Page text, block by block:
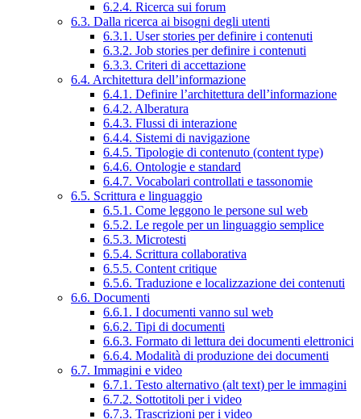
6.2.4. Ricerca sui forum
6.3. Dalla ricerca ai bisogni degli utenti
6.3.1. User stories per definire i contenuti
6.3.2. Job stories per definire i contenuti
6.3.3. Criteri di accettazione
6.4. Architettura dell’informazione
6.4.1. Definire l’architettura dell’informazione
6.4.2. Alberatura
6.4.3. Flussi di interazione
6.4.4. Sistemi di navigazione
6.4.5. Tipologie di contenuto (content type)
6.4.6. Ontologie e standard
6.4.7. Vocabolari controllati e tassonomie
6.5. Scrittura e linguaggio
6.5.1. Come leggono le persone sul web
6.5.2. Le regole per un linguaggio semplice
6.5.3. Microtesti
6.5.4. Scrittura collaborativa
6.5.5. Content critique
6.5.6. Traduzione e localizzazione dei contenuti
6.6. Documenti
6.6.1. I documenti vanno sul web
6.6.2. Tipi di documenti
6.6.3. Formato di lettura dei documenti elettronici
6.6.4. Modalità di produzione dei documenti
6.7. Immagini e video
6.7.1. Testo alternativo (alt text) per le immagini
6.7.2. Sottotitoli per i video
6.7.3. Trascrizioni per i video